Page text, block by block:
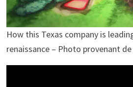
How this Texas company is
renaissance – Photo provenant de